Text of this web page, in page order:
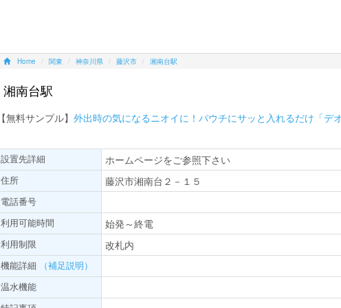
Home 関東 神奈川県 藤沢市 湘南台駅
湘南台駅
【無料サンプル】 外出時の気になるニオイに！パウチにサッと入れるだけ「デ
設置先詳細 ホームページをご参照下さい
住所 藤沢市湘南台２－１５
電話番号
利用可能時間
始発～終電
利用制限 改札内
機能詳細
（補足説明）
温水機能